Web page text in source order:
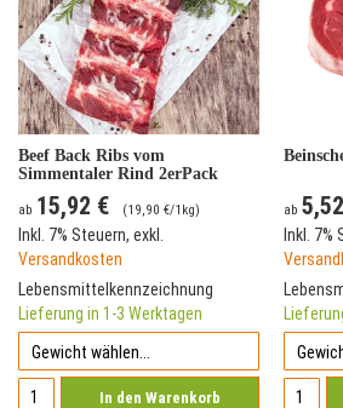
Beef Back Ribs vom
Simmentaler Rind 2erPack
ab 15,92 € (19,90 €/1kg)
Inkl. 7% Steuern, exkl.
Versandkosten
Lebensmittelkennzeichnung
Lieferung in 1-3 Werktagen
In den Warenkorb
ab
Inkl. 7%